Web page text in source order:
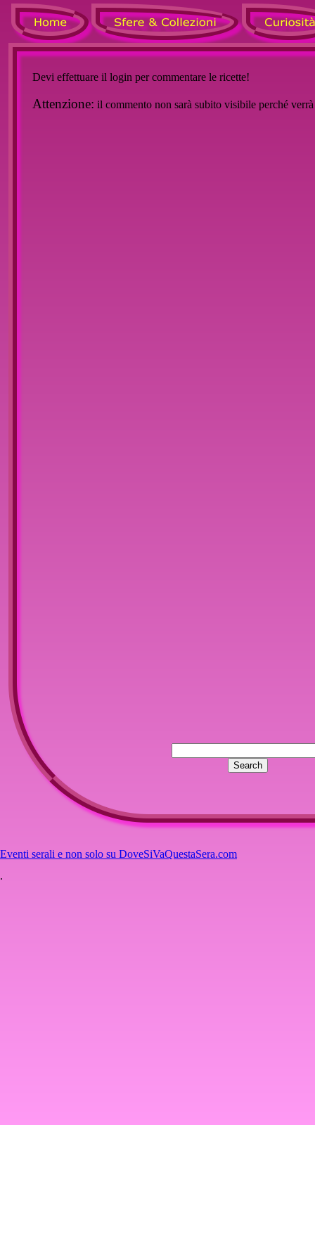
Devi effettuare il login per commentare le ricette!
Attenzione: il commento non sarà subito visibile perché
Eventi serali e non solo su DoveSiVaQuestaSera.com
.